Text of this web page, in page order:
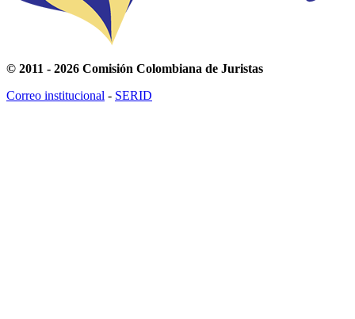
© 2011 - 2026 Comisión Colombiana de Juristas
Correo institucional - SERID